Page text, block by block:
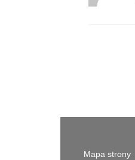
Mapa strony